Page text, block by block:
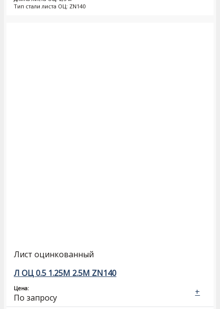
Тип стали листа ОЦ: ZN140
Лист оцинкованный
Л ОЦ 0.5 1.25М 2.5М ZN140
Цена:
По запросу
+